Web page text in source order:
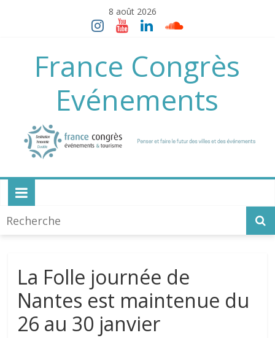
8 août 2026
France Congrès
Evénements
La Folle journée de
Nantes est maintenue du
26 au 30 janvier